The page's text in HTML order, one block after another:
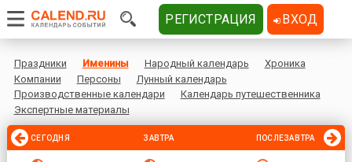
Праздники Именины Народный календарь
Хроника
Компании
Персоны
Лунный календарь
Производственные календари
Календарь путешественника
Экспертные материалы
СЕГОДНЯ ЗАВТРА ПОСЛЕЗАВТРА
РЕГИСТРАЦИЯ ВХОД